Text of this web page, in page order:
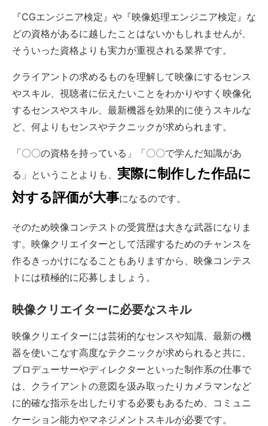
『CGエンジニア検定』や『映像処理エンジニア検定』な
どの資格があるに越したことはないかもしれませんが、
そういった資格よりも実力が重視される業界です。
クライアントの求めるものを理解して映像にするセンス
やスキル、視聴者に伝えたいことをわかりやすく映像化
するセンスやスキル、最新機器を効果的に使うスキルな
ど、何よりもセンスやテクニックが求められます。
「〇〇の資格を持っている」「〇〇で学んだ知識があ
る」ということよりも、 実際に制作した作品に
対する評価が大事になるのです。
そのため映像コンテストの受賞歴は大きな武器になりま
す。映像クリエイターとして活躍するためのチャンスを
作るきっかけになることもありますから、映像コンテス
トには積極的に応募しましょう。
映像クリエイターに必要なスキル
映像クリエイターには芸術的なセンスや知識、最新の機
器を使いこなす高度なテクニックが求められると共に、
プロデューサーやディレクターといった制作系の仕事で
は、クライアントの意図を汲み取ったりカメラマンなど
に的確な指示を出したりする必要もあるため、コミュニ
ケーション能力やマネジメントスキルが必要です。